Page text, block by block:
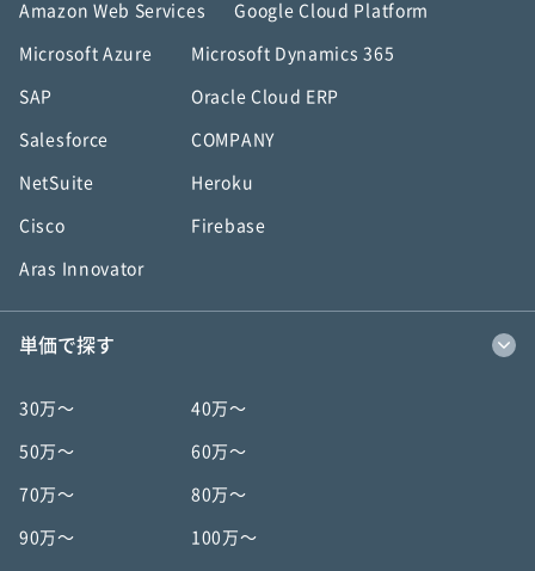
Amazon Web Services Google Cloud Platform
Microsoft Azure Microsoft Dynamics 365
SAP Oracle Cloud ERP
Salesforce COMPANY
NetSuite Heroku
Cisco Firebase
Aras Innovator
単価で探す
30万〜 40万〜
50万〜 60万〜
70万〜 80万〜
90万〜 100万〜